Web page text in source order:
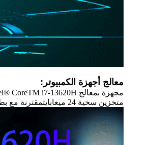
معالج أجهزة الكمبيوتر:
متخزين سخية 24 ميغابايتمقترنة مع بطاقة الرسومات Nvidia GTX 1060 4GB المنفصلة، هذه القوة المصغرة تقدم بصور مذهلة ولعب سلس.